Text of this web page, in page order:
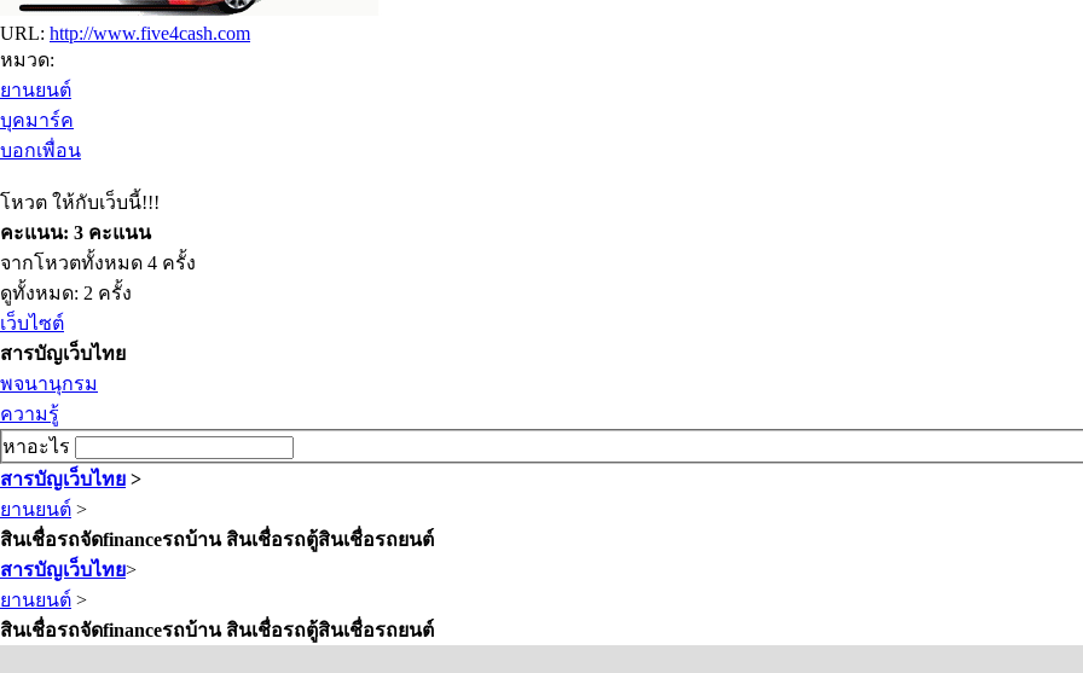
URL: http://www.five4cash.com
หมวด:
ยานยนต์
บุคมาร์ค
บอกเพื่อน
โหวต ให้กับเว็บนี้!!!
คะแนน: 3 คะแนน
จากโหวตทั้งหมด 4 ครั้ง
ดูทั้งหมด: 2 ครั้ง
เว็บไซต์
สารบัญเว็บไทย
พจนานุกรม
ความรู้
หาอะไร
สารบัญเว็บไทย >
ยานยนต์ >
สินเชื่อรถจัดfinanceรถบ้าน สินเชื่อรถตู้สินเชื่อรถยนต์
สารบัญเว็บไทย>
ยานยนต์ >
สินเชื่อรถจัดfinanceรถบ้าน สินเชื่อรถตู้สินเชื่อรถยนต์